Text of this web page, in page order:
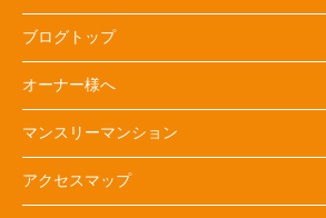
ブログトップ
オーナー様へ
マンスリーマンション
アクセスマップ